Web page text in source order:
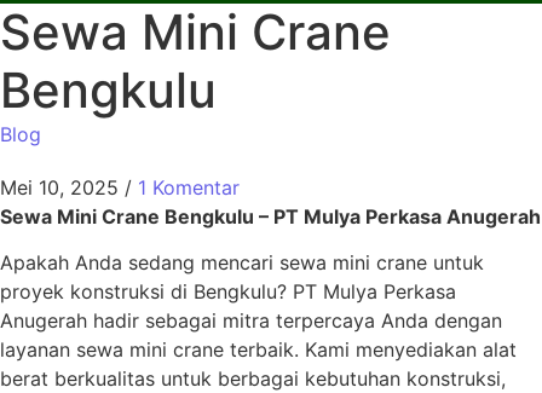
Sewa Mini Crane
Bengkulu
Blog
Mei 10, 2025 / 1 Komentar
Sewa Mini Crane Bengkulu – PT Mulya Perkasa Anugerah
Apakah Anda sedang mencari sewa mini crane untuk
proyek konstruksi di Bengkulu? PT Mulya Perkasa
Anugerah hadir sebagai mitra terpercaya Anda dengan
layanan sewa mini crane terbaik. Kami menyediakan alat
berat berkualitas untuk berbagai kebutuhan konstruksi,